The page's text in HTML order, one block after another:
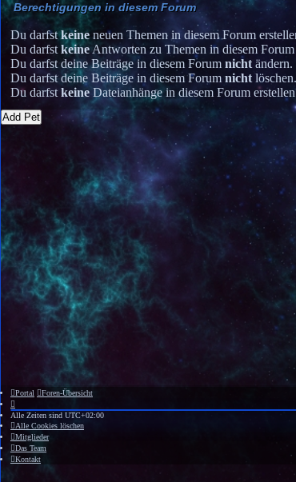
Berechtigungen in diesem Forum
Du darfstkeineneuen Themen in diesem Forum
Du darfst keine Antworten zu Themen in diesem Forum
Du darfst deine Beiträge in diesem Forum nicht ändern.
Du darfst deine Beiträge in diesem Forum nicht löschen.
Du darfstkeine Dateianhänge in diesem Forum
Add Pet
Portal Foren-Übersicht
Alle Zeiten sind UTC+02:00
Alle Cookies löschen
Mitglieder
Das Team
Kontakt